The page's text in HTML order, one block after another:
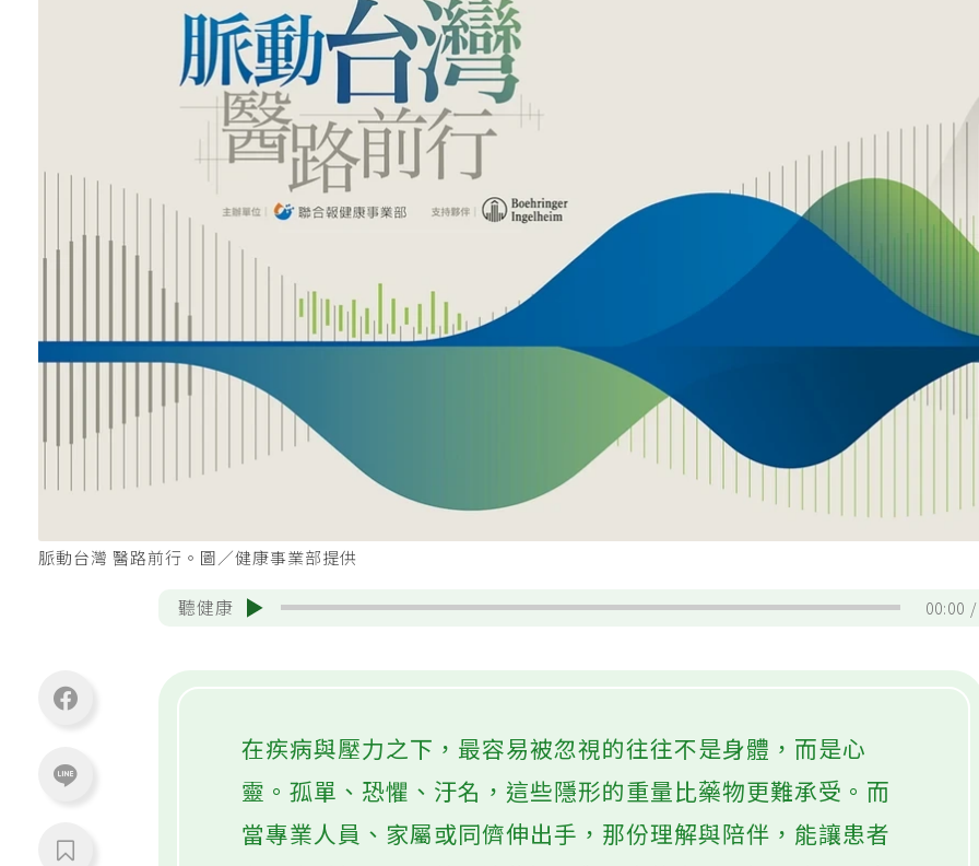
脈動台灣 醫路前行。圖／健康事業部提供
聽健康 00:00
在疾病與壓力之下，最容易被忽視的往往不是身體，而是心
靈。孤單、恐懼、汙名，這些隱形的重量比藥物更難承受。而
當專業人員、家屬或同儕伸出手，那份理解與陪伴，能讓患者